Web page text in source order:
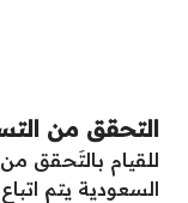
التحقق من
للقيام بالتَحقق
السعودية يتم